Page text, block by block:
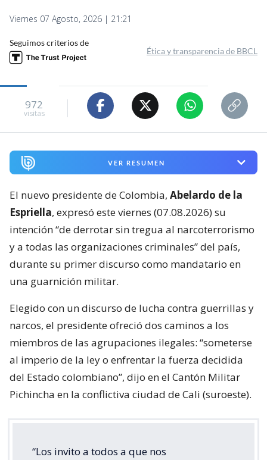
Viernes 07 Agosto, 2026 | 21:21
Seguimos criterios de
Ética y transparencia de BBCL
972
visitas
VER RESUMEN
El nuevo presidente de Colombia, Abelardo de la
Espriella, expresó este viernes (07.08.2026) su
intención “de derrotar sin tregua al narcoterrorismo
y a todas las organizaciones criminales” del país,
durante su primer discurso como mandatario en
una guarnición militar.
Elegido con un discurso de lucha contra guerrillas y
narcos, el presidente ofreció dos caminos a los
miembros de las agrupaciones ilegales: “someterse
al imperio de la ley o enfrentar la fuerza decidida
del Estado colombiano”, dijo en el Cantón Militar
Pichincha en la conflictiva ciudad de Cali (suroeste).
“Los invito a todos a que nos